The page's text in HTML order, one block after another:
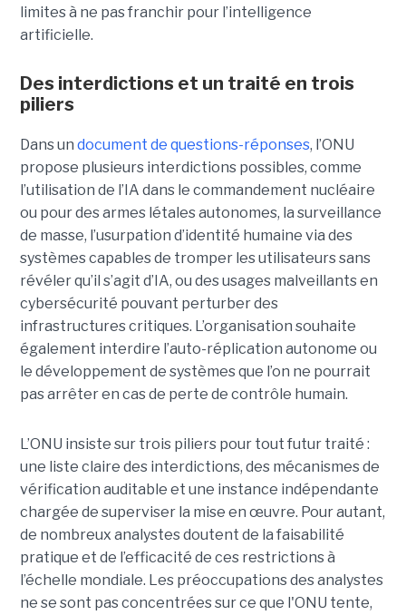
limites à ne pas franchir pour l’intelligence
artificielle.
Des interdictions et un traité en trois
piliers
Dans un document de questions-réponses, l’ONU
propose plusieurs interdictions possibles, comme
l’utilisation de l’IA dans le commandement nucléaire
ou pour des armes létales autonomes, la surveillance
de masse, l’usurpation d’identité humaine via des
systèmes capables de tromper les utilisateurs sans
révéler qu’il s’agit d’IA, ou des usages malveillants en
cybersécurité pouvant perturber des
infrastructures critiques. L’organisation souhaite
également interdire l’auto-réplication autonome ou
le développement de systèmes que l’on ne pourrait
pas arrêter en cas de perte de contrôle humain.
L’ONU insiste sur trois piliers pour tout futur traité :
une liste claire des interdictions, des mécanismes de
vérification auditable et une instance indépendante
chargée de superviser la mise en œuvre. Pour autant,
de nombreux analystes doutent de la faisabilité
pratique et de l’efficacité de ces restrictions à
l’échelle mondiale. Les préoccupations des analystes
ne se sont pas concentrées sur ce que l'ONU tente,